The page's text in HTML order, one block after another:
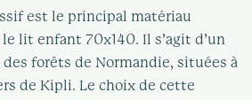
est le principal matériau
lit enfant 70x140. Il s’agit d’un
forêts de Normandie, situées à
de Kipli. Le choix de cette